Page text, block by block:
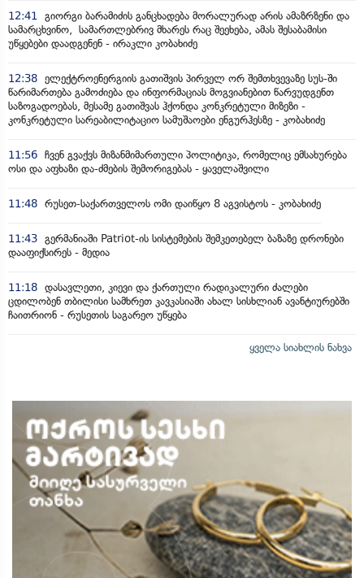
12:41 გიორგი ბარამიძის განცხადება მორალურად არის ამაზრზენი და
სამარცხვინო, სამართლებრივ მხარეს რაც შეეხება, ამას შესაბამისი
უწყებები დაადგენენ - ირაკლი კობახიძე
12:38 ელექტროენერგიის გათიშვის პირველ ორ შემთხვევაზე სუს-ში
წარიმართება გამოძიება და ინფორმაციას მოგვიანებით წარვუდგენთ
საზოგადოებას, მესამე გათიშვას ჰქონდა კონკრეტული მიზეზი -
კონკრეტული სარეაბილიტაციო სამუშაოები ენგურჰესზე - კობახიძე
11:56 ჩვენ გვაქვს მიზანმიმართული პოლიტიკა, რომელიც ემსახურება
ოსი და აფხაზი და-ძმების შემორიგებას - ყაველაშვილი
11:48 რუსეთ-საქართველოს ომი დაიწყო 8 აგვისტოს - კობახიძე
11:43 გერმანიაში Patriot-ის სისტემების შემკეთებელ ბაზაზე დრონები
დააფიქსირეს - მედია
11:18 დასავლეთი, კიევი და ქართული რადიკალური ძალები
ცდილობენ თბილისი სამხრეთ კავკასიაში ახალ სისხლიან ავანტიურებში
ჩაითრიონ - რუსეთის საგარეო უწყება
ყველა სიახლის ნახვა